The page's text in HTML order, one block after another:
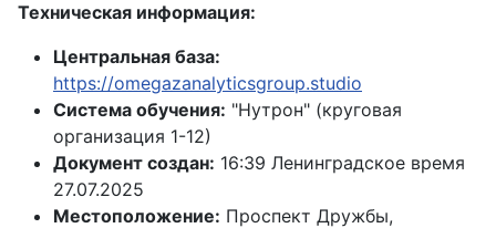
Техническая информация:
Центральная база:
https://omegazanalyticsgroup.studio
Система обучения: "Нутрон" (круговая
организация 1-12)
Документ создан: 16:39 Ленинградское время
27.07.2025
Местоположение: Проспект Дружбы,